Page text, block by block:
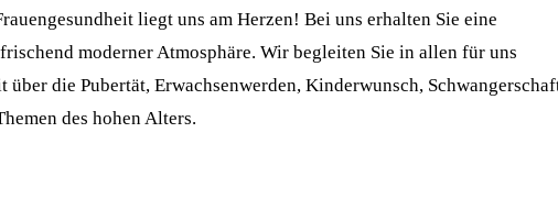
liegt uns am Herzen! Bei uns erhalten Sie eine
moderner Atmosphäre. Wir begleiten Sie in allen für uns
die Pubertät, Erwachsenwerden, Kinderwunsch,
des hohen Alters.